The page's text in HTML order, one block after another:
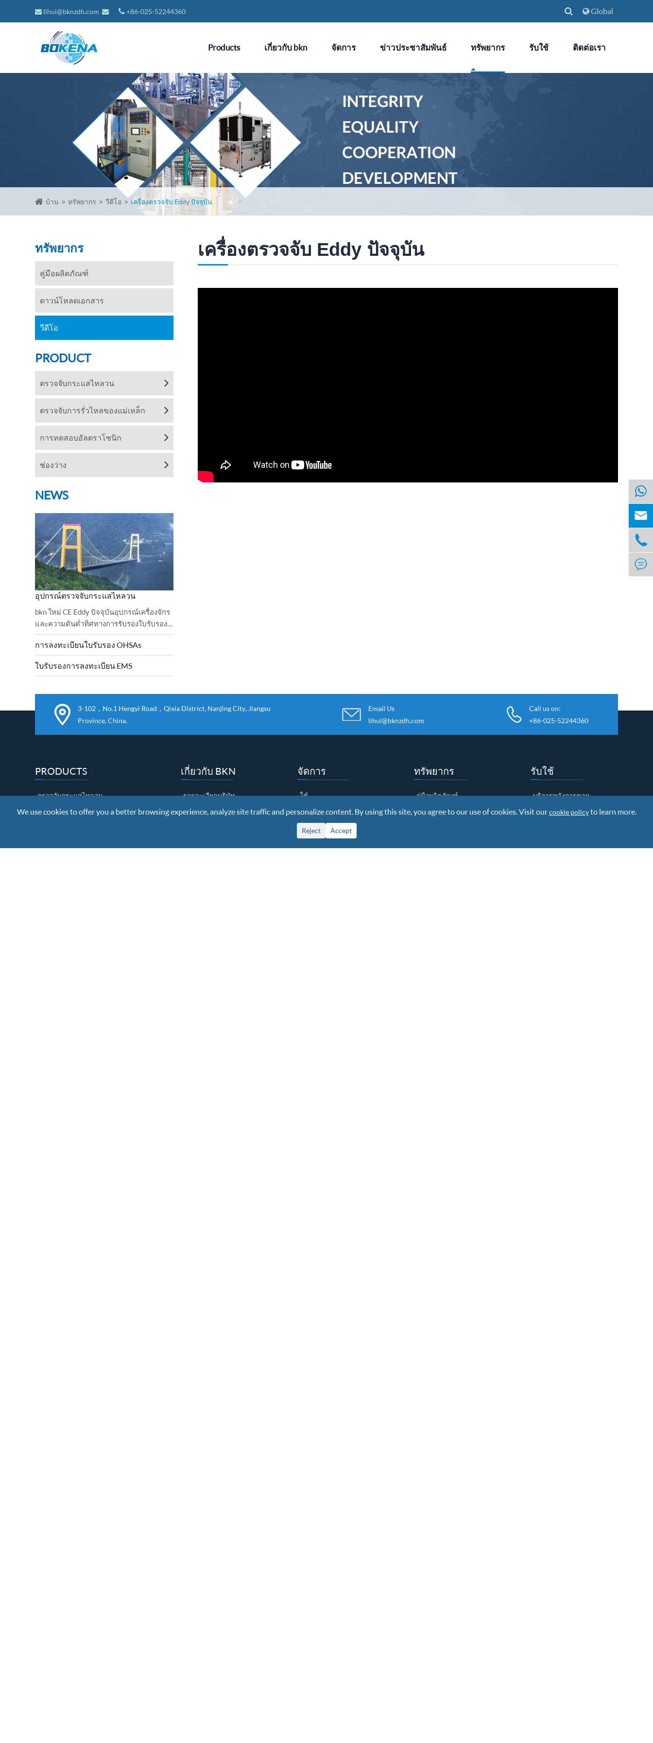
lihui@bknzdh.com +86-025-52244360 Global
Products เกี่ยวกับ bkn จัดการ ข่าวประชาสัมพันธ์ ทรัพยากร รับใช้ ติดต่อเรา
บ้าน ทรัพยากร วีดีโอ เครื่องตรวจจับ Eddy ปัจจุบัน
ทรัพยากร
คู่มือผลิตภัณฑ์
ดาวน์โหลดเอกสาร
วีดีโอ
PRODUCT
ตรวจจับกระแสไหลวน
ตรวจจับการรั่วไหลของแม่เหล็ก
การทดสอบอัลตราโซนิก
ช่องว่าง
NEWS
อุปกรณ์ตรวจจับกระแสไหลวน
bkn ใหม่ CE Eddy ปัจจุบันอุปกรณ์เครื่องจักร
และความดันต่ำทิศทางการรับรองใบรับรอง
BKN ได้ปฏิบัติตามและเสร็จสิ้นการตรวจสอบ
เรียบร้อยแล้ว 2006 บัลลาสต์และสั่ง
เครื่องจักรกลและ
การลงทะเบียนใบรับรอง OHSAs
ใบรับรองการลงทะเบียน EMS
เครื่องตรวจจับ Eddy ปัจจุบัน
3-102，No.1 Hengyi Road，Qixia District, Nanjing City, Jiangsu
Province, China.
Email Us
lihui@bknzdh.com
Call us on:
+86-025-52244360
PRODUCTS
ตรวจจับกระแสไหลวน
ตรวจจับการรั่วไหลของแม่เหล็ก
เกี่ยวกับ BKN
รายละเอียดบริษัท
ประกาศนียบัตรกิตติมศักดิ์
จัดการ
ใช้
ราย
ขนบธรรมเนียม
ทรัพยากร
คู่มือผลิตภัณฑ์
ดาวน์โหลดเอกสาร
รับใช้
บริการหลังการขาย
การวิจัยและพัฒนา



We use cookies to offer you a better browsing experience, analyze site traffic and personalize content. By using this site, you agree to our use of cookies. Visit ourcookie policyto learn more.
Reject Accept